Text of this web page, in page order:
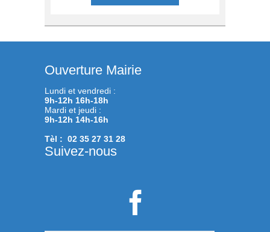
Ouverture Mairie
Lundi et vendredi :
9h-12h 16h-18h
Mardi et jeudi :
9h-12h 14h-16h
Tèl : 02 35 27 31 28
Suivez-nous
